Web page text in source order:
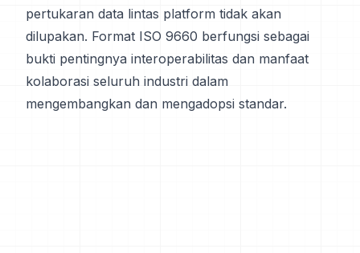
pertukaran data lintas platform tidak akan
dilupakan. Format ISO 9660 berfungsi sebagai
bukti pentingnya interoperabilitas dan manfaat
kolaborasi seluruh industri dalam
mengembangkan dan mengadopsi standar.